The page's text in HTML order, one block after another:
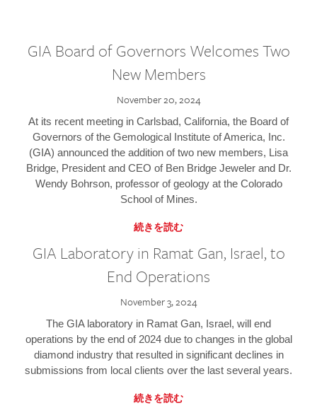
GIA Board of Governors Welcomes Two
New Members
November 20, 2024
At its recent meeting in Carlsbad, California, the Board of
Governors of the Gemological Institute of America, Inc.
(GIA) announced the addition of two new members, Lisa
Bridge, President and CEO of Ben Bridge Jeweler and Dr.
Wendy Bohrson, professor of geology at the Colorado
School of Mines.
続きを読む
GIA Laboratory in Ramat Gan, Israel, to
End Operations
November 3, 2024
The GIA laboratory in Ramat Gan, Israel, will end
operations by the end of 2024 due to changes in the global
diamond industry that resulted in significant declines in
submissions from local clients over the last several years.
続きを読む